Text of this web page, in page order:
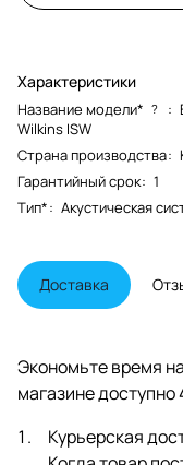
Характеристики
Название модели* ? :
Wilkins ISW
Страна производства:
Гарантийный срок: 1
Тип*: Акустическая
Доставка
Экономьте время
магазине доступно
Курьерская